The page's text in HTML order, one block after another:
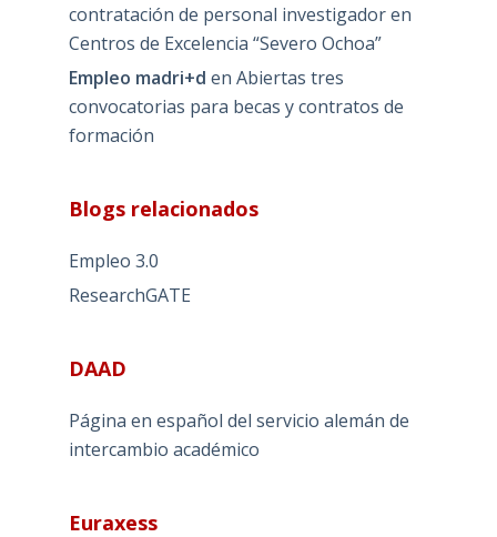
contratación de personal investigador en
Centros de Excelencia “Severo Ochoa”
Empleo madri+d en Abiertas tres
convocatorias para becas y contratos de
formación
Blogs relacionados
Empleo 3.0
ResearchGATE
DAAD
Página en español del servicio alemán de
intercambio académico
Euraxess